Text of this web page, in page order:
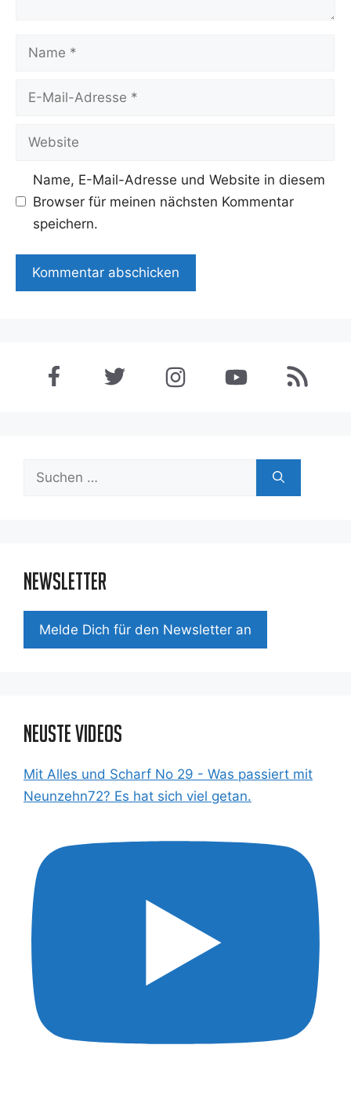
Name
Adresse
Website
Name, E-Mail-Adresse und Website in diesem
Browser für meinen nächsten Kommentar
speichern.
Suchen
Newsletter
Mel­de Dich für den News­let­ter an
Neuste Videos
Mit Alles und Scharf No 29 - Was passiert mit
Neunzehn72? Es hat sich viel getan.